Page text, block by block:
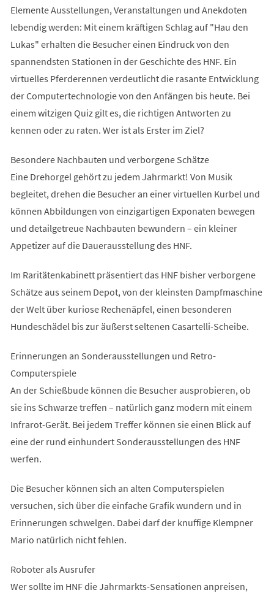
Elemente Ausstellungen, Veranstaltungen und Anekdoten
lebendig werden: Mit einem kräftigen Schlag auf "Hau den
Lukas" erhalten die Besucher einen Eindruck von den
spannendsten Stationen in der Geschichte des HNF. Ein
virtuelles Pferderennen verdeutlicht die rasante Entwicklung
der Computertechnologie von den Anfängen bis heute. Bei
einem witzigen Quiz gilt es, die richtigen Antworten zu
kennen oder zu raten. Wer ist als Erster im Ziel?
Besondere Nachbauten und verborgene Schätze
Eine Drehorgel gehört zu jedem Jahrmarkt! Von Musik
begleitet, drehen die Besucher an einer virtuellen Kurbel und
können Abbildungen von einzigartigen Exponaten bewegen
und detailgetreue Nachbauten bewundern – ein kleiner
Appetizer auf die Dauerausstellung des HNF.
Im Raritätenkabinett präsentiert das HNF bisher verborgene
Schätze aus seinem Depot, von der kleinsten Dampfmaschine
der Welt über kuriose Rechenäpfel, einen besonderen
Hundeschädel bis zur äußerst seltenen Casartelli-Scheibe.
Erinnerungen an Sonderausstellungen und Retro-
Computerspiele
An der Schießbude können die Besucher ausprobieren, ob
sie ins Schwarze treffen – natürlich ganz modern mit einem
Infrarot-Gerät. Bei jedem Treffer können sie einen Blick auf
eine der rund einhundert Sonderausstellungen des HNF
werfen.
Die Besucher können sich an alten Computerspielen
versuchen, sich über die einfache Grafik wundern und in
Erinnerungen schwelgen. Dabei darf der knuffige Klempner
Mario natürlich nicht fehlen.
Roboter als Ausrufer
Wer sollte im HNF die Jahrmarkts-Sensationen anpreisen,